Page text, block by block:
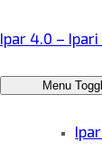
Ipar 4.0 –
Menu